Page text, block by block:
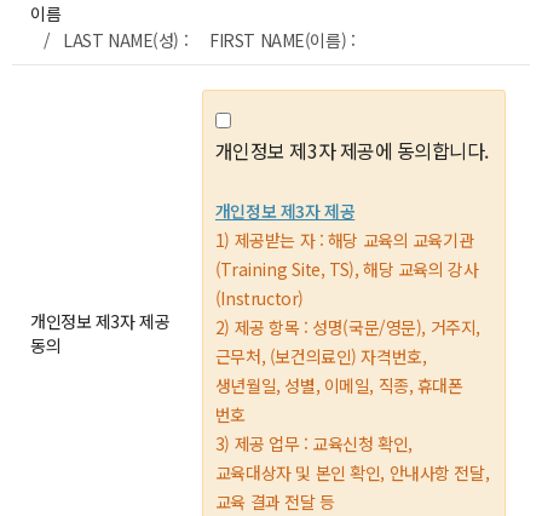
이름
/ LAST NAME(성) : FIRST NAME(이름) :
개인정보 제3자 제공
동의
개인정보 제3자 제공에 동의합니다.
개인정보 제3자 제공
1) 제공받는 자 : 해당 교육의 교육기관
(Training Site, TS), 해당 교육의 강사
(Instructor)
2) 제공 항목 : 성명(국문/영문), 거주지,
근무처, (보건의료인) 자격번호,
생년월일, 성별, 이메일, 직종, 휴대폰
번호
3) 제공 업무 : 교육신청 확인,
교육대상자 및 본인 확인, 안내사항 전달,
교육 결과 전달 등